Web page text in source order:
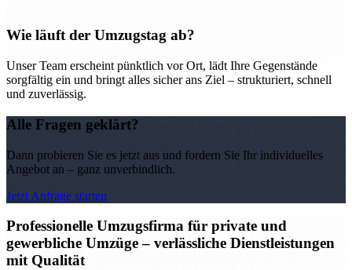
Wie läuft der Umzugstag ab?
Unser Team erscheint pünktlich vor Ort, lädt Ihre Gegenstände
sorgfältig ein und bringt alles sicher ans Ziel – strukturiert, schnell
und zuverlässig.
Alle Fragen geklärt?
Dann probieren Sie es jetzt aus und fordern Sie Ihr individuelles
Angebot an – ganz unverbindlich.
Jetzt Anfrage starten
Professionelle Umzugsfirma für private und
gewerbliche Umzüge – verlässliche Dienstleistungen
mit Qualität